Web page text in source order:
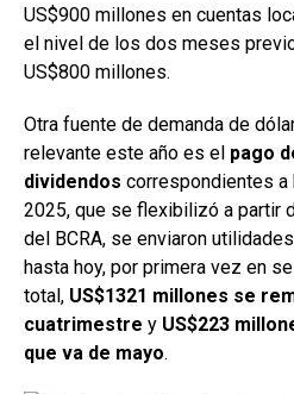
US$900 millones en cuentas
el nivel de los dos meses
US$800 millones.
Otra fuente de demanda de
relevante este año es el pago
dividendos correspondientes
2025, que se flexibilizó a partir
del BCRA, se enviaron
hasta hoy, por primera vez en
total, US$1321 millones se
cuatrimestre y US$223
que va de mayo.